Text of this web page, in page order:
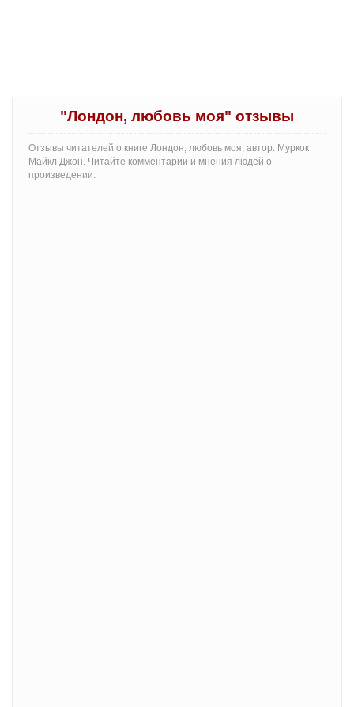
"Лондон, любовь моя" отзывы
Отзывы читателей о книге Лондон, любовь моя, автор: Муркок
Майкл Джон. Читайте комментарии и мнения людей о
произведении.